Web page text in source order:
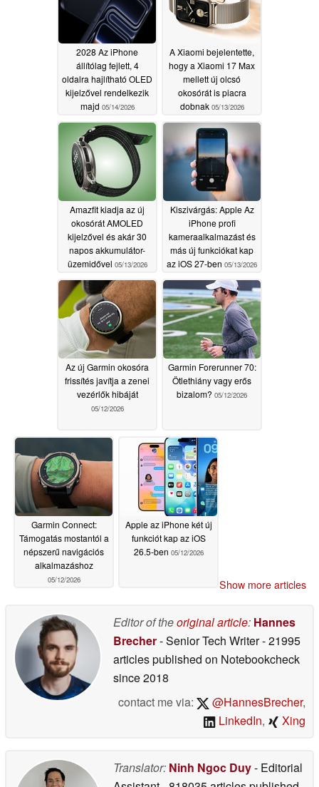
2028 Az iPhone
állítólag fejlett, 4
oldalra hajlítható OLED
kijelzővel rendelkezik
majd 05/14/2026
A Xiaomi bejelentette,
hogy a Xiaomi 17 Max
mellett új olcsó
okosórát is piacra
dobnak 05/13/2026
Amazfit kiadja az új
okosórát AMOLED
kijelzővel és akár 30
napos akkumulátor-
üzemidővel 05/13/2026
Kiszivárgás: Apple Az
iPhone profi
kameraalkalmazást és
más új funkciókat kap
az iOS 27-ben 05/13/2026
Az új Garmin okosóra
frissítés javítja a zenei
vezérlők hibáját
05/12/2026
Garmin Forerunner 70:
Ötlethiány vagy erős
bizalom? 05/12/2026
Garmin Connect:
Támogatás mostantól a
népszerű navigációs
alkalmazáshoz
05/12/2026
Apple az iPhone két új
funkciót kap az iOS
26.5-ben 05/12/2026
Show more articles
Editor of theoriginal article: Hannes
Brecher- Senior Tech Writer- 21995
articles published on Notebookcheck
since 2018
contact me via:
@HannesBrecher,
LinkedIn, Xing
Translator: Ninh Ngoc Duy- Editorial